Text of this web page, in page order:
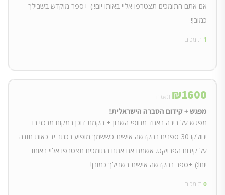
אם אתם התומכים תצטרפו אליי באותו יום!:) +ספר מוקדש בשבילך
כמובן!
1 תומכים
₪1600 ומעלה
מפגש + קידום הסברה הישראלית!
מפגש על בירה באחד מחופי השרון + הקמת דוכן במקום מרכזי בו
יחולקו 30 ספרים בהקדשה אישית כששמך מופיע בכתב יד כאות תודה
על קידום הפרויקט. אשמח אם אתם התומכים תצטרפו אליי באותו
יום!:) +ספר בהקדשה אישית בשבילך כמובן!
0 תומכים